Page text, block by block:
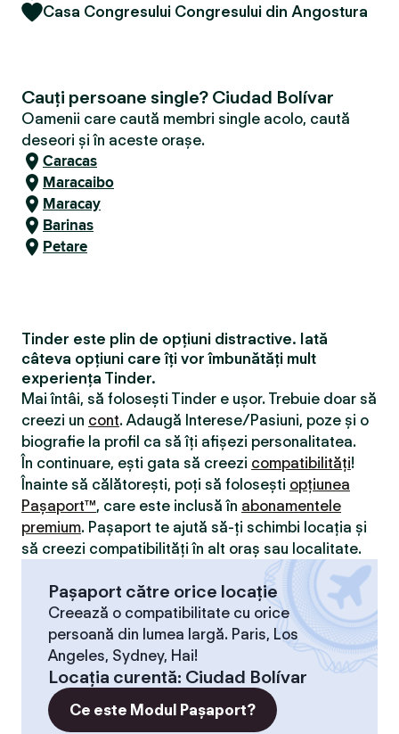
Casa Congresului Congresului din Angostura
Cauți persoane single? Ciudad Bolívar
Oamenii care caută membri single acolo, caută
deseori și în aceste orașe.
Caracas
Maracaibo
Maracay
Barinas
Petare
Tinder este plin de opțiuni distractive. Iată
câteva opțiuni care îți vor îmbunătăți mult
experiența Tinder.
Mai întâi, să folosești Tinder e ușor. Trebuie doar să
creezi un cont. Adaugă Interese/Pasiuni, poze și o
biografie la profil ca să îți afișezi personalitatea.
În continuare, ești gata să creezi compatibilităţi!
Înainte să călătorești, poți să folosești opțiunea
Pașaport™, care este inclusă în abonamentele
premium. Pașaport te ajută să-ți schimbi locația și
să creezi compatibilităţi în alt oraș sau localitate.
Pașaport către orice locație
Creează o compatibilitate cu orice
persoană din lumea largă. Paris, Los
Angeles, Sydney, Hai!
Locaţia curentă: Ciudad Bolívar
Ce este Modul Pașaport?